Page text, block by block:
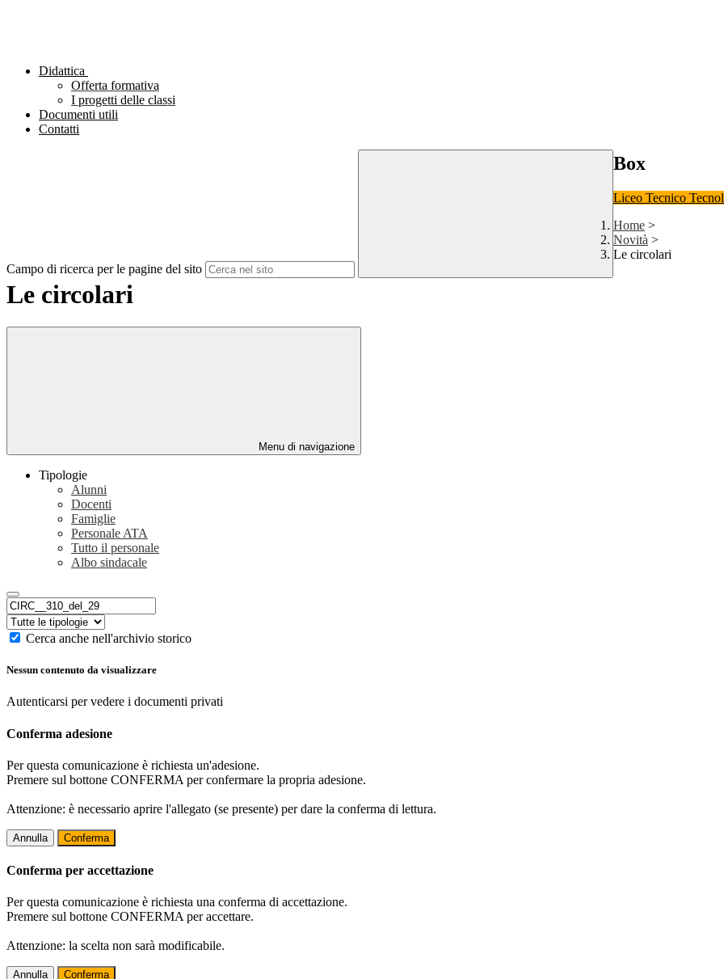
Didattica
Offerta formativa
I progetti delle classi
Documenti utili
Contatti
Campo di ricerca per le pagine del sito
Box
Liceo Tecnico
Home >
Novità >
Le circolari
Le circolari
Menu di navigazione
Tipologie
Alunni
Docenti
Famiglie
Personale ATA
Tutto il personale
Albo sindacale
Cerca anche nell'archivio storico
Nessun contenuto da visualizzare
Autenticarsi per vedere i documenti privati
Conferma adesione
Per questa comunicazione è richiesta un'adesione.
Premere sul bottone CONFERMA per confermare la propria adesione.
Attenzione: è necessario aprire l'allegato (se presente) per dare la conferma di lettura.
Annulla Conferma
Conferma per accettazione
Per questa comunicazione è richiesta una conferma di accettazione.
Premere sul bottone CONFERMA per accettare.
Attenzione: la scelta non sarà modificabile.
Annulla Conferma